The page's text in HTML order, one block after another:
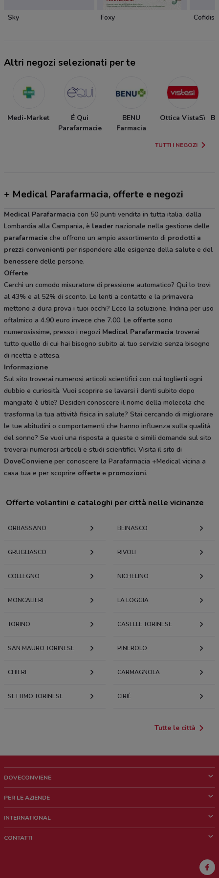
Sky Foxy Cofidis
Altri negozi selezionati per te
Medi-Market
É Qui
Parafarmacie
BENU
Farmacia
Ottica VistaSì
TUTTI I NEGOZI
+ Medical Parafarmacia, offerte e negozi
Medical Parafarmacia con 50 punti vendita in tutta italia, dalla
Lombardia alla Campania, è leader nazionale nella gestione delle
parafarmacie che offrono un ampio assortimento di prodotti a
prezzi convenienti per rispondere alle esigenze della salute e del
benessere delle persone.
Offerte
Cerchi un comodo misuratore di pressione automatico? Qui lo trovi
al 43% e al 52% di sconto. Le lenti a contatto e la primavera
mettono a dura prova i tuoi occhi? Ecco la soluzione, Iridina per uso
oftalmico a 4.90 euro invece che 7.00. Le offerte sono
numerosissime, presso i negozi Medical Parafarmacia troverai
tutto quello di cui hai bisogno subito al tuo servizio senza bisogno
di ricetta e attesa.
Informazione
Sul sito troverai numerosi articoli scientifici con cui toglierti ogni
dubbio e curiosità. Vuoi scoprire se lavarsi i denti subito dopo
mangiato è utile? Desideri conoscere il nome della molecola che
trasforma la tua attività fisica in salute? Stai cercando di migliorare
le tue abitudini o comportamenti che hanno influenza sulla qualità
del sonno? Se vuoi una risposta a queste o simili domande sul sito
troverai numerosi articoli e studi scientifici. Visita il sito di
DoveConviene per conoscere la Parafarmacia +Medical vicina a
casa tua e per scoprire offerte e promozioni.
Offerte volantini e cataloghi per città nelle vicinanze
ORBASSANO BEINASCO
GRUGLIASCO RIVOLI
COLLEGNO NICHELINO
MONCALIERI LA LOGGIA
TORINO CASELLE TORINESE
SAN MAURO TORINESE PINEROLO
CHIERI CARMAGNOLA
SETTIMO TORINESE CIRIÈ
Tutte le città
DOVECONVIENE
Chi siamo
Lavora con noi
PER LE AZIENDE
Richieste commerciali e marketing
INTERNATIONAL
CONTATTI